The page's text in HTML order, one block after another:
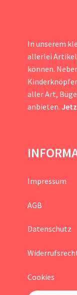
In unserem
allerlei Artikel
können.
aller Art,
anbieten.
Impressum
AGB
Datenschutz
Cookies